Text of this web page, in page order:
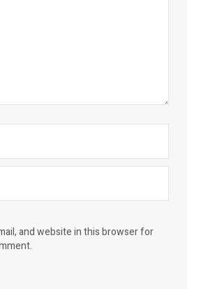
and website in this browser for